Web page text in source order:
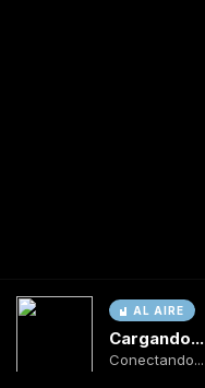
AL AIRE
Cargando...
Conectando...